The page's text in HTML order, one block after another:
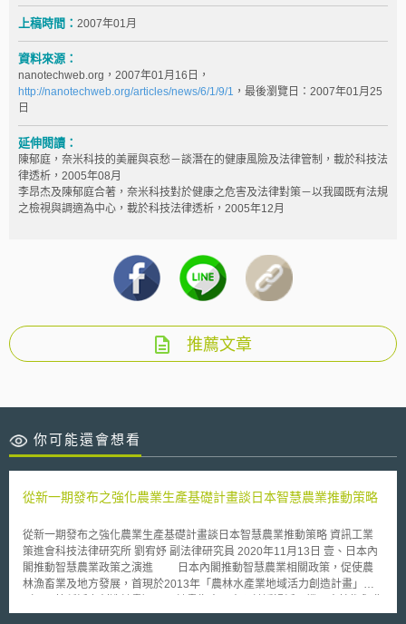
上稿時間： 2007年01月
資料來源：
nanotechweb.org，2007年01月16日，
http://nanotechweb.org/articles/news/6/1/9/1 ，最後瀏覽日：2007年01月25
日
延伸閱讀：
陳郁庭，奈米科技的美麗與哀愁－談潛在的健康風險及法律管制，載於科技法
律透析，2005年08月
李昂杰及陳郁庭合著，奈米科技對於健康之危害及法律對策－以我國既有法規
之檢視與調適為中心，載於科技法律透析，2005年12月
推薦文章
你可能還會想看
從新一期發布之強化農業生產基礎計畫談日本智慧農業推動策略
從新一期發布之強化農業生產基礎計畫談日本智慧農業推動策略 資訊工業
策進會科技法律研究所 劉宥妤 副法律研究員 2020年11月13日 壹、日本內
閣推動智慧農業政策之演進 日本內閣推動智慧農業相關政策，促使農
林漁畜業及地方發展，首現於2013年「農林水產業地域活力創造計畫」
業ICT（資通訊技術），實現超省力、高品質生產的新農業，設置研究會以